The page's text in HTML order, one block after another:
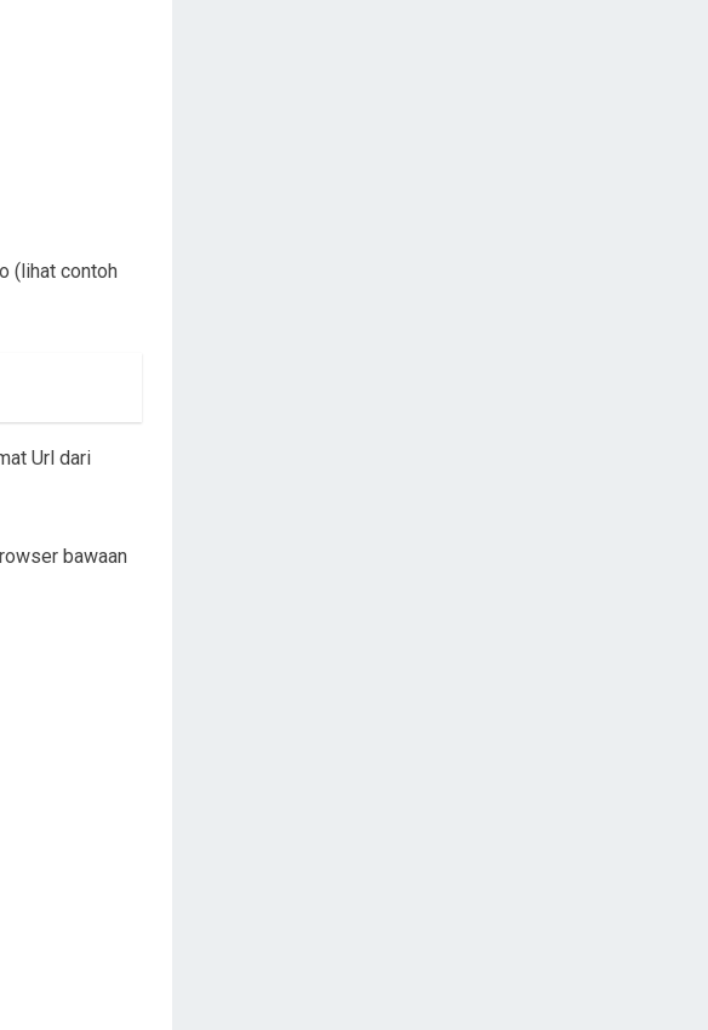
(lihat contoh
Url dari
bawaan